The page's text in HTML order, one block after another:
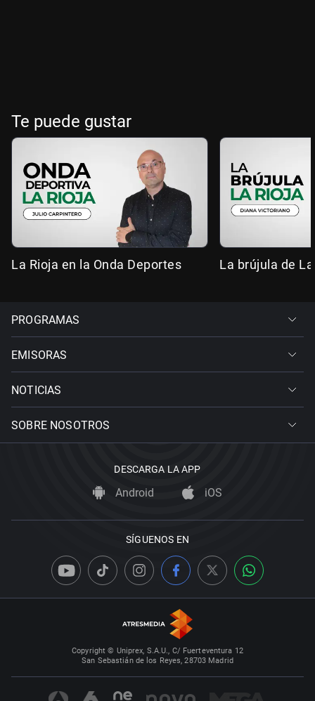
Te puede gustar
La Rioja en la Onda Deportes La brújula de
PROGRAMAS
EMISORAS
NOTICIAS
SOBRE NOSOTROS
DESCARGA LA APP
Android iOS
SÍGUENOS EN
Copyright © Uniprex, S.A.U., C/ Fuerteventura 12
San Sebastián de los Reyes, 28703 Madrid